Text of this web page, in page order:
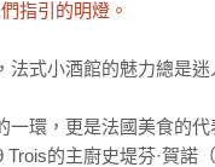
指引的明燈。
法式小酒館的魅力總是
環，更是法國美食的代
Trois的主廚史堤芬·賀